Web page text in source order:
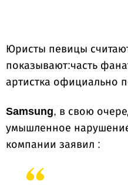
Юристы певицы
показывают:часть
артистка официально
Samsung, в свою
умышленное
компании заявил :